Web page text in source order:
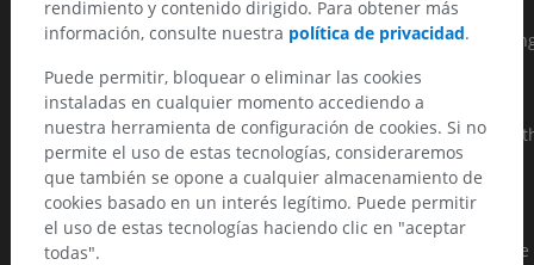
There seems to be a very strong correlation between having
Modic changes, especially Modic changes type 1, and
from pain in the lower back.
Modic MT, Steinberg PM, Ross JS, et al. : "Degenerative disk
disease: assessment of changes in vertebral body marrow
MR imaging". I Radiology 1988;166(1 Pt 1):193-9.
Modic MT, Masaryk TJ, Ross JS, Carter JR. : "Imaging af
degererative disk disease". I Radiology 1988;168:177-86.
Albert HB, Kjaer P, Jensen TS, Sorensen JS, Bendix T, Manniche
rendimiento y contenido dirigido. Para obtener más
información, consulte nuestra política de privacidad.
Puede permitir, bloquear o eliminar las cookies
instaladas en cualquier momento accediendo a
nuestra herramienta de configuración de cookies. Si no
permite el uso de estas tecnologías, consideraremos
que también se opone a cualquier almacenamiento de
cookies basado en un interés legítimo. Puede permitir
el uso de estas tecnologías haciendo clic en "aceptar
todas".